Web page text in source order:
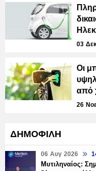
03
Οι
από
26
ΔΗΜΟΦΙΛΗ
06 Αυγ 2026
Μυτιληναίος: